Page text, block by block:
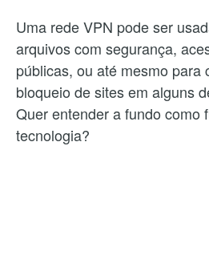
Uma rede VPN pode ser
arquivos com segurança,
públicas, ou até mesmo para
bloqueio de sites em alguns
Quer entender a fundo como
tecnologia?